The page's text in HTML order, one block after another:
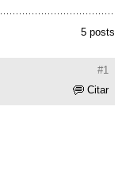
5 posts
#1
Citar